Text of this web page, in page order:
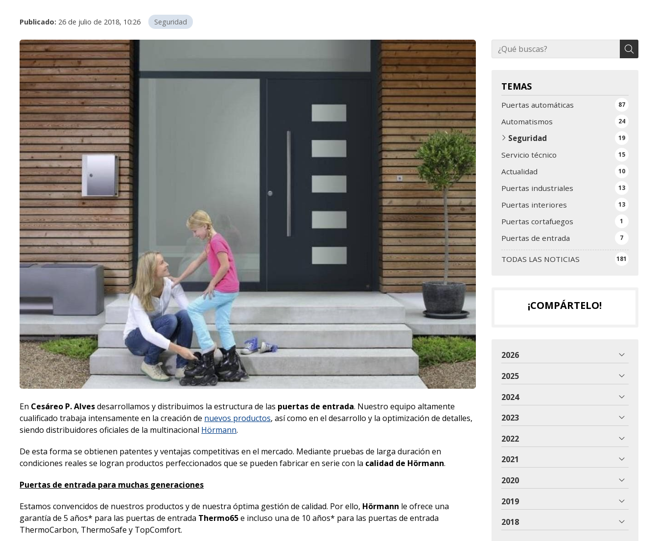
Publicado: 26 de julio de 2018, 10:26 Seguridad
TEMAS
TODAS LAS NOTICIAS 181
Puertas automáticas 87
Automatismos 24
Seguridad 19
Servicio técnico 15
Actualidad 10
Puertas industriales 13
Puertas interiores 13
Puertas cortafuegos 1
Puertas de entrada 7
En Cesáreo P. Alvesdesarrollamos y distribuimos la estructura de las puertas de entrada. Nuestro equipo altamente
cualificado trabaja intensamente en la creación de nuevos productos, así como en el desarrollo y la optimización de detalles,
siendo distribuidores oficiales de la multinacional Hörmann.
De esta forma se obtienen patentes y ventajas competitivas en el mercado. Mediante pruebas de larga duración en
condiciones reales se logran productos perfeccionados que se pueden fabricar en serie con la calidad de Hörmann.
Puertas de entrada para muchas generaciones
Estamos convencidos de nuestros productos y de nuestra óptima gestión de calidad. Por ello, Hörmann le ofrece una
garantía de 5 años* para las puertas de entrada Thermo65e incluso una de 10 años* para las puertas de entrada
ThermoCarbon, ThermoSafe y TopComfort.
¡COMPÁRTELO!
2026
2025
2024
2023
2022
2021
2020
2019
2018